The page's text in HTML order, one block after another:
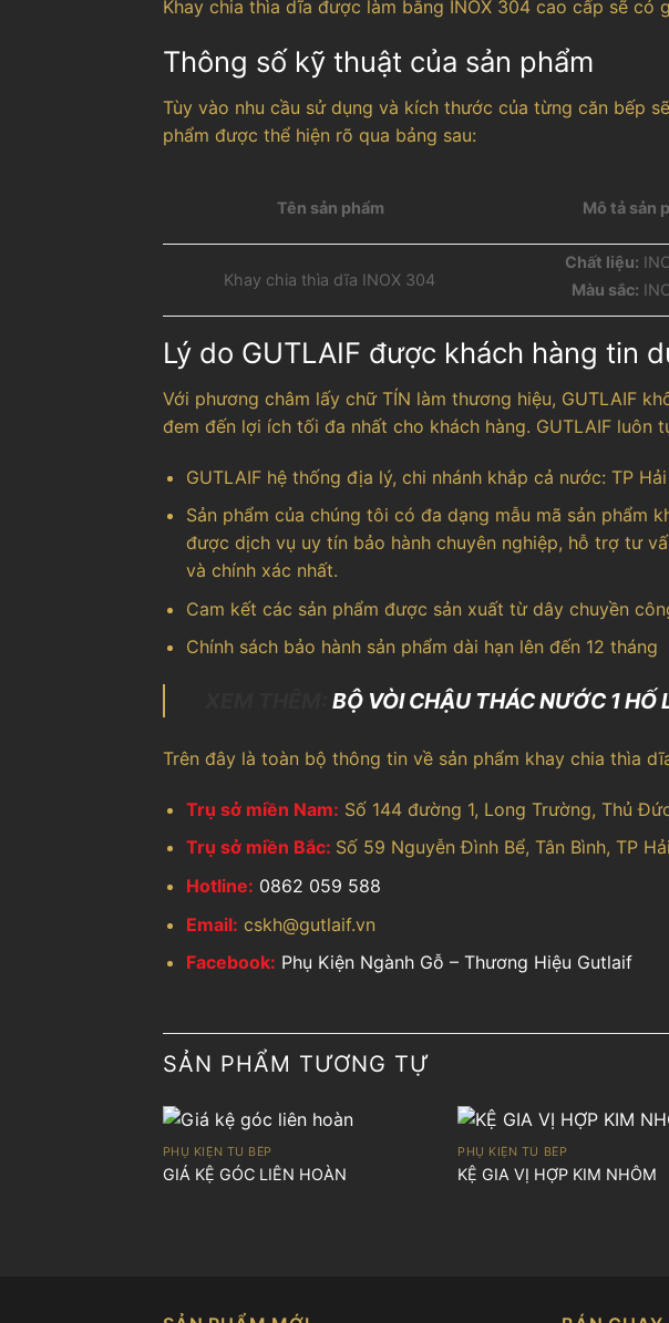
Khay chia thìa dĩa được làm bằng INOX 304 cao cấp sẽ
Thông số kỹ thuật của sản phẩm
Tùy vào nhu cầu sử dụng và kích thước của từng căn bếp
phẩm được thể hiện rõ qua bảng sau:
Tên sản phẩm Mô tả sản
Khay chia thìa dĩa INOX 304
Chất liệu:
Màu sắc:
Lý do GUTLAIF được khách hàng tin
Với phương châm lấy chữ TÍN làm thương hiệu, GUTLAIF
đem đến lợi ích tối đa nhất cho khách hàng. GUTLAIF
GUTLAIF hệ thống địa lý, chi nhánh khắp cả nước: TP
Sản phẩm của chúng tôi có đa dạng mẫu mã sản phẩm
được dịch vụ uy tín bảo hành chuyên nghiệp, hỗ trợ tư
và chính xác nhất.
Cam kết các sản phẩm được sản xuất từ dây chuyền
Chính sách bảo hành sản phẩm dài hạn lên đến 12 tháng
BỘ VÒI CHẬU THÁC NƯỚC 1
Trên đây là toàn bộ thông tin về sản phẩm khay chia thìa
Trụ sở miền Nam: Số 144 đường 1, Long Trường, Thủ
Trụ sở miền Bắc: Số 59 Nguyễn Đình Bể, Tân Bình, TP
Hotline: 0862 059 588
Email: cskh@gutlaif.vn
Facebook: Phụ Kiện Ngành Gỗ – Thương Hiệu Gutlaif
SẢN PHẨM TƯƠNG TỰ
PHỤ KIỆN TỦ BẾP
GIÁ KỆ GÓC LIÊN HOÀN
PHỤ KIỆN TỦ BẾP
KỆ GIA VỊ HỢP KIM NHÔM